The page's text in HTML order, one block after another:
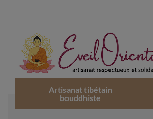
Artisanat tibétain
bouddhiste